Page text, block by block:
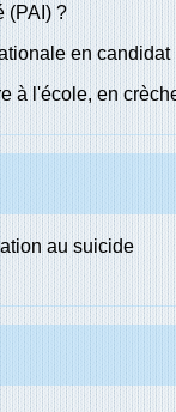
(PAI) ?
en candidat
à l'école, en
au suicide